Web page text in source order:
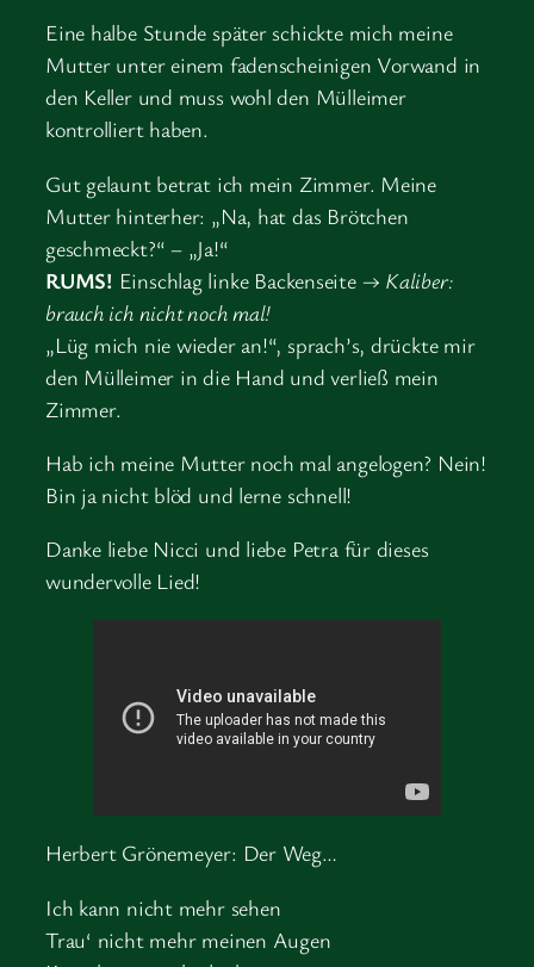
Eine halbe Stunde später schickte mich meine
Mutter unter einem fadenscheinigen Vorwand in
den Keller und muss wohl den Mülleimer
kontrolliert haben.
Gut gelaunt betrat ich mein Zimmer. Meine
Mutter hinterher: „Na, hat das Brötchen
geschmeckt?“ – „Ja!“
RUMS! Einschlag linke Backenseite → Kaliber:
brauch ich nicht noch mal!
„Lüg mich nie wieder an!“, sprach’s, drückte mir
den Mülleimer in die Hand und verließ mein
Zimmer.
Hab ich meine Mutter noch mal angelogen? Nein!
Bin ja nicht blöd und lerne schnell!
Danke liebe Nicci und liebe Petra für dieses
wundervolle Lied!
Herbert Grönemeyer: Der Weg…
Ich kann nicht mehr sehen
Trau‘ nicht mehr meinen Augen